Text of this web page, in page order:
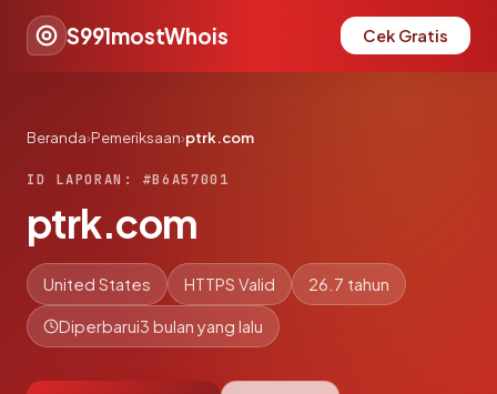
S991mostWhois Cek Gratis
Beranda›Pemeriksaan›ptrk.com
ID LAPORAN: #B6A57001
ptrk.com
United States HTTPS Valid 26.7 tahun
Diperbarui3 bulan yang lalu